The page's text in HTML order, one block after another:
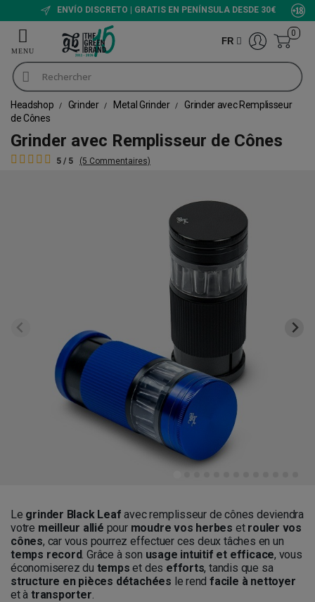
ENVÍO DISCRETO | GRATIS EN PENÍNSULA DESDE 30€
FR
0
Headshop Grinder Metal Grinder
Grinder avec Remplisseur
de Cônes
Grinder avec Remplisseur de Cônes
5 / 5 (5 Commentaires)
Le grinder Black Leaf avec remplisseur de cônes deviendra
votre meilleur allié pour moudre vos herbes et rouler vos
cônes, car vous pourrez effectuer ces deux tâches en un
temps record. Grâce à son usage intuitif et efficace, vous
économiserez du temps et des efforts, tandis que sa
structure en pièces détachées le rendfacile à nettoyer
et à transporter.